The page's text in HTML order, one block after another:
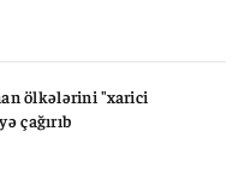
ölkələrini "xarici
çağırıb